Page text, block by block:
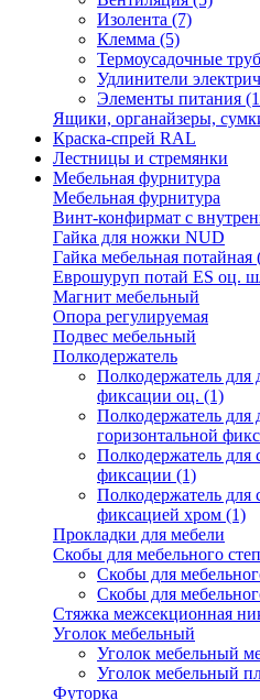
Изолента (7)
Клемма (5)
Термоусадочные
Удлинители
Элементы питания
Ящики, органайзеры,
Краска-спрей RAL
Лестницы и стремянки
Мебельная фурнитура
Мебельная фурнитура
Винт-конфирмат с
Гайка для ножки NUD
Гайка мебельная потайная
Еврошуруп потай ES оц.
Магнит мебельный
Опора регулируемая
Подвес мебельный
Полкодержатель
Полкодержатель для
фиксации оц. (1)
Полкодержатель для
горизонтальной
Полкодержатель для
фиксации (1)
Полкодержатель
фиксацией хром (1)
Прокладки для мебели
Скобы для мебельного
Скобы для
Скобы для
Стяжка межсекционная
Уголок мебельный
Уголок мебельный
Уголок мебельный
Футорка